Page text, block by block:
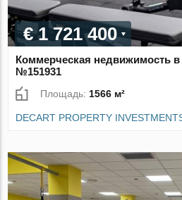
€ 1 721 400
Коммерческая недвижимость
№151931
Площадь: 1566 м²
DECART PROPERTY